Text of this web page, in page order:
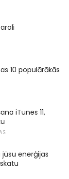
10 populārākās
iTunes 11,
jūsu enerģijas